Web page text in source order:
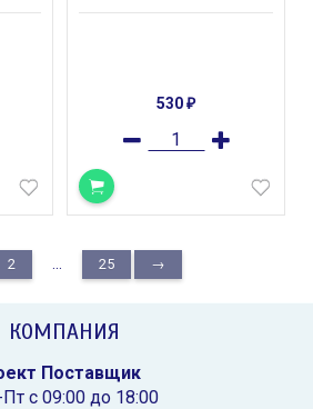
530₽
2 25 →
КОМПАНИЯ
Поставщик
с 09:00 до 18:00